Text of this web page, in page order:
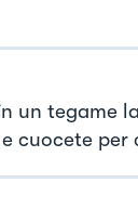
un tegame
cuocete per